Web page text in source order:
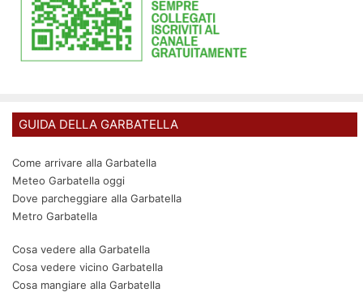
GUIDA DELLA GARBATELLA
Come arrivare alla Garbatella
Meteo Garbatella oggi
Dove parcheggiare alla Garbatella
Metro Garbatella
Cosa vedere alla Garbatella
Cosa vedere vicino Garbatella
Cosa mangiare alla Garbatella